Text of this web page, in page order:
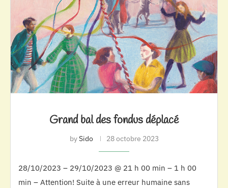
Grand bal des fondus déplacé
bySido 28 octobre 2023
28/10/2023 – 29/10/2023 @ 21 h 00 min – 1 h 00
min – Attention! Suite à une erreur humaine sans